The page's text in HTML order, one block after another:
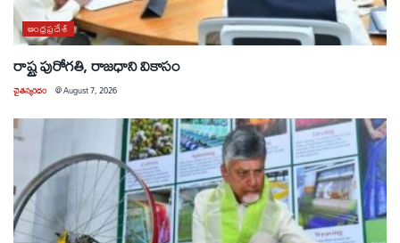
ఆంధ్రప్రదేశ్
రాష్ట్ర పురోగతి, రాజధాని వికాసం
చైతన్యరధం @August 7, 2026